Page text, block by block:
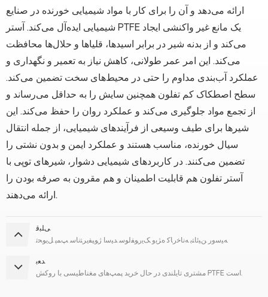
ارائه می‌دهد و آن را برای کار با مواد شیمیایی خورنده در صنایع
شیمیایی ایده‌آل می‌کند. آستر PTFE یک مانع غیر واکنشی ایجاد
می‌کند و از بدنه شیر در برابر اسیدها، قلیاها و حلال‌ها محافظت
می‌کند. این امر عمر طولانی، کاهش نیاز به تعمیر و نگهداری و
عملکرد آب‌بندی مداوم را حتی در محیط‌های سخت تضمین می‌کند.
سطح اصطکاک کم تفلون همچنین سایش را به حداقل می‌رساند و
از تجمع مواد جلوگیری می‌کند و عملکرد روان را حفظ می‌کند. این
شیرها برای طیف وسیعی از فرآیندهای شیمیایی، از جمله انتقال
سیال خورنده، مناسب هستند و عملکرد ایمن و بدون نشتی را
تضمین می‌کنند. در کاربردهای شیمیایی دشوار، شیرهای توپی با
آستر تفلون هم قابلیت اطمینان و هم مقرون به صرفه بودن را
ارائه می‌دهند.
ﯽﻠﺒﻗ
ﻪﯿﺳﻭﺭ ﻦﯿﺋﺎﺘﺑ ﻪﻧﺎﺧﺭﺎﮐ ﻩﮋﯾﻭ ﮏﯾﺭﻮﻔﻟﻮﺳ ﺪﯿﺳﺍ ﮊﻮﯿﻔﯾﺮﺘﻧﺎﺳ ﭗﻤﭘ ﻞﯾﻮﺤﺗ
ﺪﻌﺑ
مشتری تایلندی در حال خرید پمپ‌های مغناطیسی با روکش PTFE است.